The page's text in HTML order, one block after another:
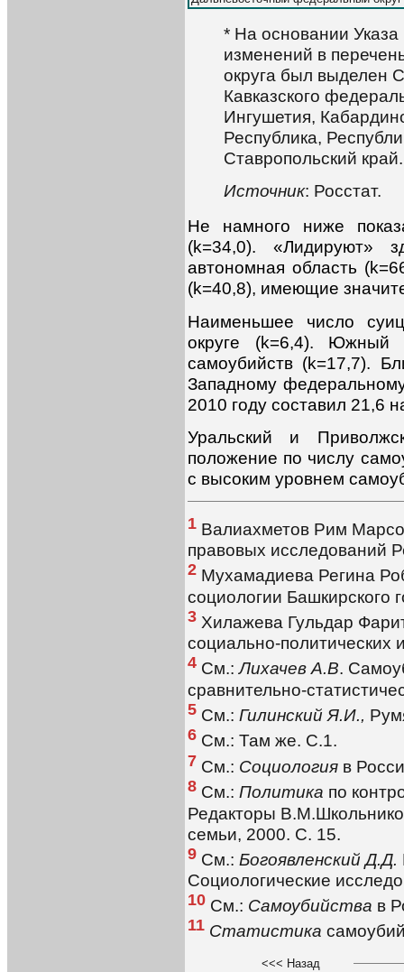
* На основании
изменений в
округа был выделен
Кавказского
Ингушетия,
Республика,
Ставропольский край.
Источник: Росстат.
Не намного ниже
(k=34,0). «Лидируют»
автономная область
(k=40,8), имеющие
Наименьшее число
округе (k=6,4). Южный
самоубийств (k=17,7).
Западному
2010 году составил 21,6
Уральский и
положение по числу
с высоким уровнем
1 Валиахметов Рим
правовых исследований
2 Мухамадиева Регина
социологии Башкирского
3 Хилажева Гульдар
социально-политических
4 См.:Лихачев А.В.
сравнительно-
5 См.: Гилинский Я.И.,
6 См.: Там же. С.1.
7 См.: Социология в
8 См.: Политика по
Редакторы
семьи, 2000. С. 15.
9 См.: Богоявленский Д.Д.
Социологические
10 См.: Самоубийства в
11 Статистика
<<< Назад